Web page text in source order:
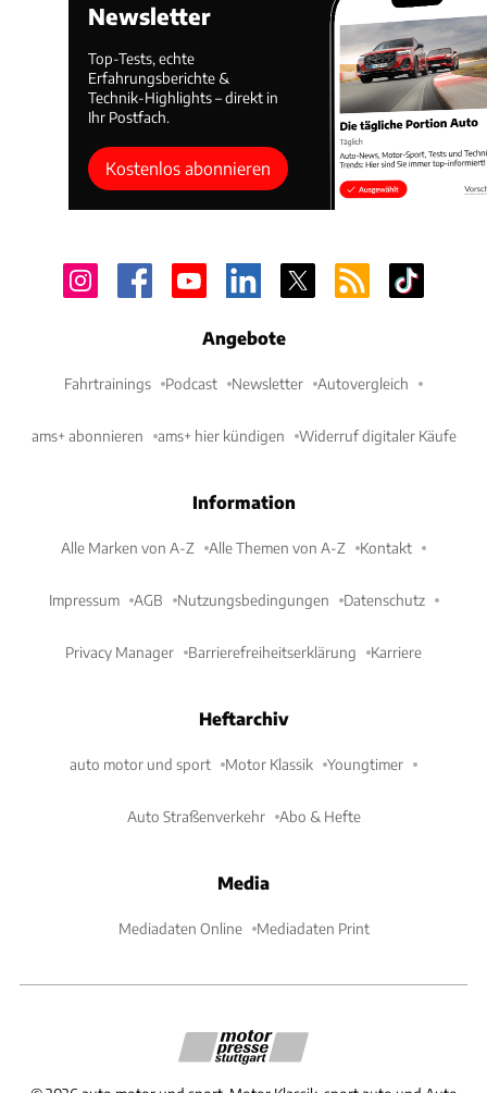
Newsletter
Top-Tests, echte
Erfahrungsberichte &
Technik-Highlights – direkt in
Ihr Postfach.
Kostenlos abonnieren
Angebote
Fahrtrainings Podcast Newsletter Autovergleich
ams+ abonnieren ams+ hier kündigen Widerruf digitaler Käufe
Information
Alle Marken von A-Z Alle Themen von A-Z Kontakt
Impressum AGB Nutzungsbedingungen Datenschutz
Privacy Manager Barrierefreiheitserklärung Karriere
Heftarchiv
auto motor und sport Motor Klassik Youngtimer
Auto Straßenverkehr Abo & Hefte
Media
Mediadaten Online Mediadaten Print